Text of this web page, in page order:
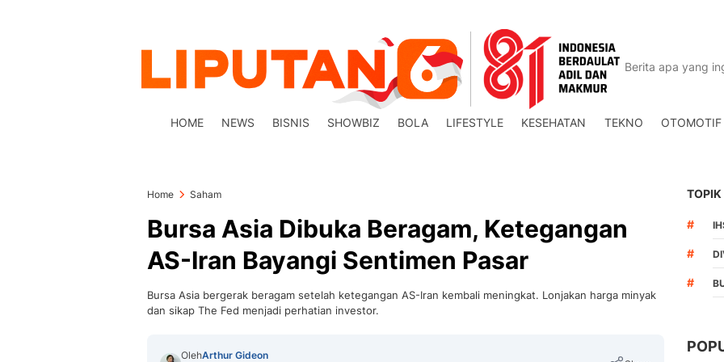
HOME NEWS BISNIS SHOWBIZ BOLA LIFESTYLE KESEHATAN TEKNO OTOMOTIF
Home Saham
Bursa Asia Dibuka Beragam, Ketegangan
AS-Iran Bayangi Sentimen Pasar
Bursa Asia bergerak beragam setelah ketegangan AS-Iran kembali meningkat. Lonjakan harga minyak
dan sikap The Fed menjadi perhatian investor.
OlehArthur Gideon
TOPIK
#
#
#